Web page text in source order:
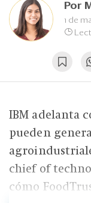
Edición
Por
1 de
IBM adelanta
pueden
chief of
cómo